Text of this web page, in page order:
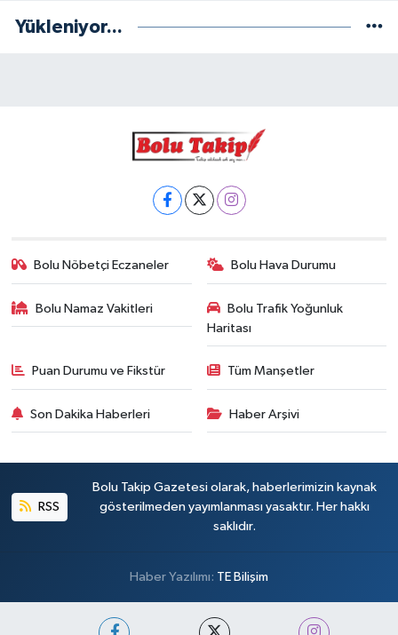
Yükleniyor...
Bolu Nöbetçi Eczaneler Bolu Hava Durumu
Bolu Namaz Vakitleri
Bolu Trafik Yoğunluk
Haritası
Puan Durumu ve Fikstür Tüm Manşetler
Son Dakika Haberleri Haber Arşivi
RSS
Bolu Takip Gazetesi olarak, haberlerimizin kaynak
gösterilmeden yayımlanması yasaktır. Her hakkı
saklıdır.
Haber Yazılımı: TE Bilişim